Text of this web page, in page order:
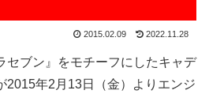
2015.02.09 2022.11.28
セブン』をモチーフにしたキャデ
2015年2月13日（金）よりエンジ